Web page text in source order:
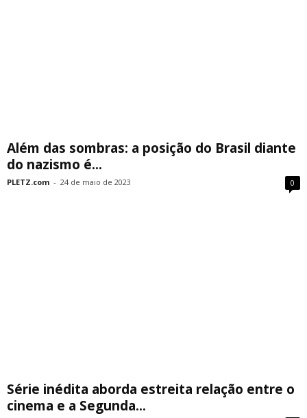
Além das sombras: a posição do Brasil diante
do nazismo é...
PLETZ.com - 24 de maio de 2023 0
Série inédita aborda estreita relação entre o
cinema e a Segunda...